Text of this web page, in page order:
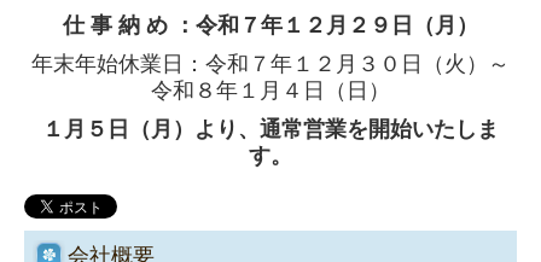
「JB大山オフィス」が完成（2021年8月新社屋）
事業所一覧
導入事例
本部町役場様
仕 事 納 め ：令和７年１２月２９日（月）
年末年始休業日：令和７年１２月３０日（火）～
令和８年１月４日（日）
１月５日（月）より、通常営業を開始いたしま
す。
会社概要